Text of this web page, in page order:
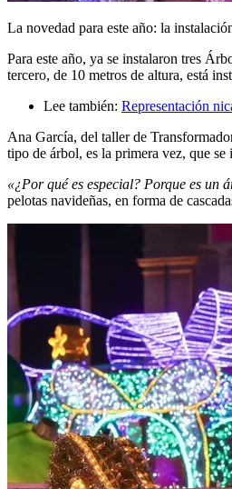
La novedad para este año: la
Para este año, ya se instalaron tres
tercero, de 10 metros de altura, está
Lee también: Representación
Ana García, del taller de
tipo de árbol, es la primera vez, que se
«¿Por qué es especial? Porque es un
pelotas navideñas, en forma de